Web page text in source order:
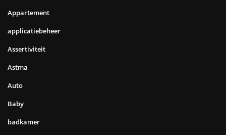
Appartement
applicatiebeheer
Assertiviteit
Astma
Auto
Baby
badkamer